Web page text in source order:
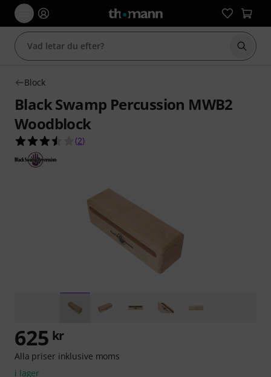
Börja
Block
Black Swamp Percussion MWB2
Woodblock
3.5 av 5 stjärnor från 2 kundbetyg
(2)
625 kr
Alla priser inklusive moms
i lager